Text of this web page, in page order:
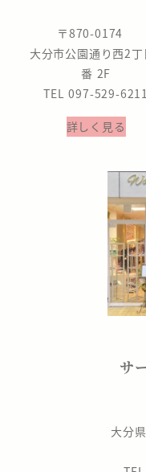
〒870-0174
大分市公園通り西2丁
番 2F
TEL 097-529-6211
詳しく見る
サ
大分